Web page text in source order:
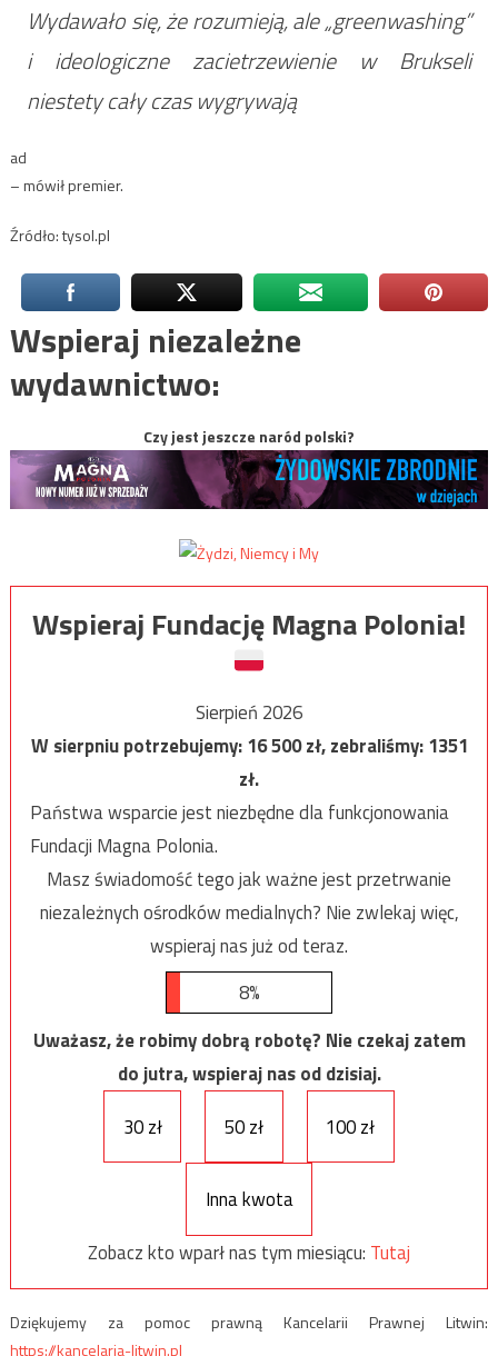
Wydawało się, że rozumieją, ale „greenwashing”
i ideologiczne zacietrzewienie w Brukseli
niestety cały czas wygrywają
ad
– mówił premier.
Źródło: tysol.pl
Wspieraj niezależne
wydawnictwo:
Czy jest jeszcze naród polski?
Wspieraj Fundację Magna Polonia!
Sierpień 2026
W sierpniu potrzebujemy:16 500zł, zebraliśmy:1351
zł.
Państwa wsparcie jest niezbędne dla funkcjonowania
Fundacji Magna Polonia.
Masz świadomość tego jak ważne jest przetrwanie
niezależnych ośrodków medialnych? Nie zwlekaj więc,
wspieraj nas już od teraz.
8%
Uważasz, że robimy dobrą robotę? Nie czekaj zatem
do jutra, wspieraj nas od dzisiaj.
30 zł
50 zł 100 zł
Inna kwota
Zobacz kto wparł nas tym miesiącu: Tutaj
Dziękujemy za pomoc prawną Kancelarii Prawnej Litwin:
https://kancelaria-litwin.pl